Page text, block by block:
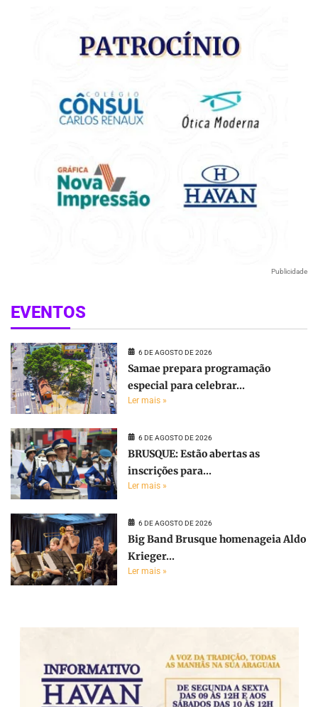
Publicidade
EVENTOS
6 DE AGOSTO DE 2026
Samae prepara programação
especial para celebrar...
Ler mais »
6 DE AGOSTO DE 2026
BRUSQUE: Estão abertas as
inscrições para...
Ler mais »
6 DE AGOSTO DE 2026
Big Band Brusque homenageia Aldo
Krieger...
Ler mais »